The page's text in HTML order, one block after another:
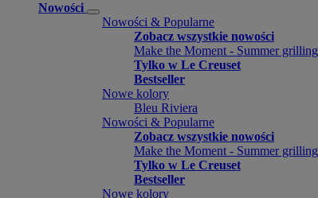
Nowości
Nowości & Popularne
Zobacz wszystkie nowości
Make the Moment - Summer grilling
Tylko w Le Creuset
Bestseller
Nowe kolory
Bleu Riviera
Nowości & Popularne
Zobacz wszystkie nowości
Make the Moment - Summer grilling
Tylko w Le Creuset
Bestseller
Nowe kolory